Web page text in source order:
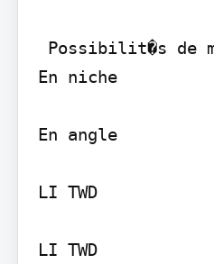
En niche
En angle
LI TWD
LI TWD